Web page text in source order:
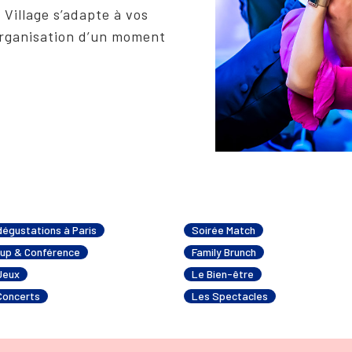
s’adapte à vos
d’un moment
à Paris
Soirée Match
& Conférence
Family Brunch
Le Bien-être
Les Spectacles